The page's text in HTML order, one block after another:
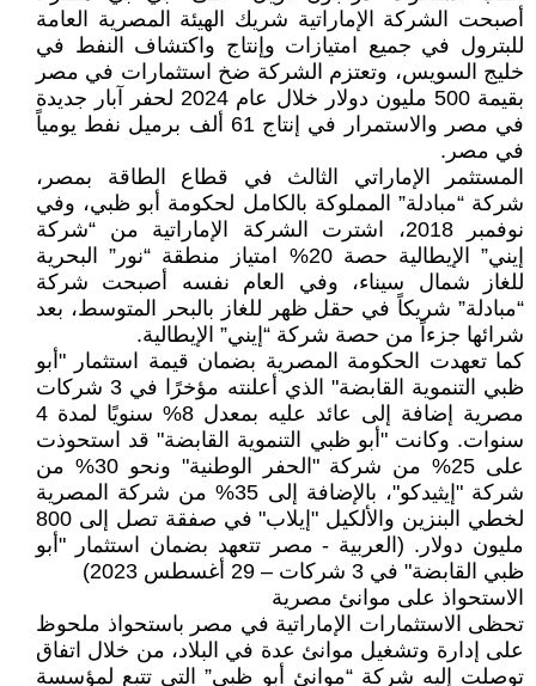
أصبحت الشركة الإماراتية شريك الهيئة المصرية العامة
للبترول في جميع امتيازات وإنتاج واكتشاف النفط في
خليج السويس، وتعتزم الشركة ضخ استثمارات في مصر
بقيمة 500 مليون دولار خلال عام 2024 لحفر آبار جديدة
في مصر والاستمرار في إنتاج 61 ألف برميل نفط يومياً
في مصر.
المستثمر الإماراتي الثالث في قطاع الطاقة بمصر،
شركة “مبادلة” المملوكة بالكامل لحكومة أبو ظبي، وفي
نوفمبر 2018، اشترت الشركة الإماراتية من “شركة
إيني” الإيطالية حصة 20% امتياز منطقة “نور” البحرية
للغاز شمال سيناء، وفي العام نفسه أصبحت شركة
“مبادلة” شريكاً في حقل ظهر للغاز بالبحر المتوسط، بعد
شرائها جزءاً من حصة شركة “إيني” الإيطالية.
كما تعهدت الحكومة المصرية بضمان قيمة استثمار "أبو
ظبي التنموية القابضة" الذي أعلنته مؤخرًا في 3 شركات
مصرية إضافة إلى عائد عليه بمعدل 8% سنويًا لمدة 4
سنوات. وكانت "أبو ظبي التنموية القابضة" قد استحوذت
على 25% من شركة "الحفر الوطنية" ونحو 30% من
شركة "إيثيدكو"، بالإضافة إلى 35% من شركة المصرية
لخطي البنزين والألكيل "إيلاب" في صفقة تصل إلى 800
مليون دولار. (العربية - مصر تتعهد بضمان استثمار "أبو
ظبي القابضة" في 3 شركات – 29 أغسطس 2023)
الاستحواذ على موانئ مصرية
تحظى الاستثمارات الإماراتية في مصر باستحواذ ملحوظ
على إدارة وتشغيل موانئ عدة في البلاد، من خلال اتفاق
توصلت إليه شركة “موانئ أبو ظبي” التي تتبع لمؤسسة